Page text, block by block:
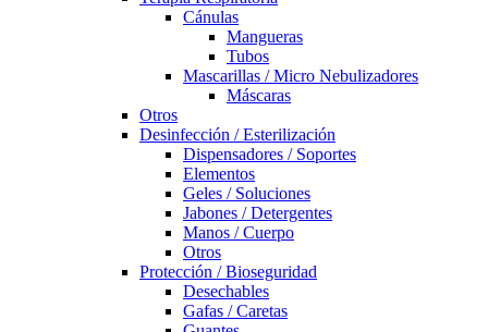
Cánulas
Mangueras
Tubos
Mascarillas / Micro Nebulizadores
Máscaras
Otros
Desinfección / Esterilización
Dispensadores / Soportes
Elementos
Geles / Soluciones
Jabones / Detergentes
Manos / Cuerpo
Otros
Protección / Bioseguridad
Desechables
Gafas / Caretas